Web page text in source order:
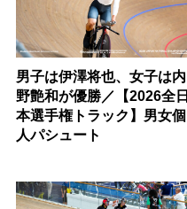
男子は伊澤将也、女子は内
野艶和が優勝／【2026全日
本選手権トラック】男女個
人パシュート